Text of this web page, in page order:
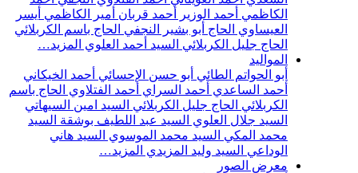
الكاظمي أحمد الوزير أحمد قربان أمير الكاظمي أيسر
العيساوي الحاج أبو بشير النجفي الحاج باسم الكربلائي
الحاج جليل الكربلائي السيد أحمد العلوي المزيد…
المواليد
أبو الحواتم الطائي أبو حسن الإحسائي أحمد الخيكاني
أحمد الساعدي أحمد السراي أحمد الفتلاوي الحاج باسم
الكربلائي الحاج جليل الكربلائي السيد امين السيهاتي
السيد جلال العلوي السيد عبد اللطيف بوشقة السيد
محمد المكي السيد محمد الموسوي السيد هاني
الوداعي السيد وليد المزيدي المزيد…
معرض الصور